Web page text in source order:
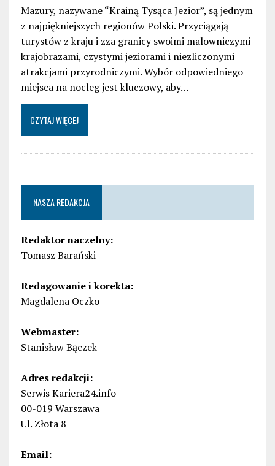
Mazury, nazywane “Krainą Tysąca Jezior”, są jednym
z najpiękniejszych regionów Polski. Przyciągają
turystów z kraju i zza granicy swoimi malowniczymi
krajobrazami, czystymi jeziorami i niezliczonymi
atrakcjami przyrodniczymi. Wybór odpowiedniego
miejsca na nocleg jest kluczowy, aby…
CZYTAJ WIĘCEJ
NASZA REDAKCJA
Redaktor naczelny:
Tomasz Barański
Redagowanie i korekta:
Magdalena Oczko
Webmaster:
Stanisław Bączek
Adres redakcji:
Serwis Kariera24.info
00-019 Warszawa
Ul. Złota 8
Email: